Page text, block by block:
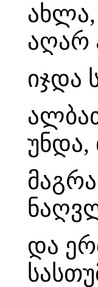
ახლა,
აღარ
იჯდა
უნდა,
და